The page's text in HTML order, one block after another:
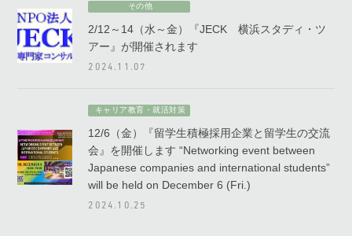
その他
2/12～14（水～金）『JECK 横浜スタディ・ツ
アー』が開催されます
2024.11.07
キャリア教育・就活対策
12/6（金）『留学生積極採用企業と留学生の交流
会』を開催します “Networking event between
Japanese companies and international students”
will be held on December 6 (Fri.)
2024.10.25